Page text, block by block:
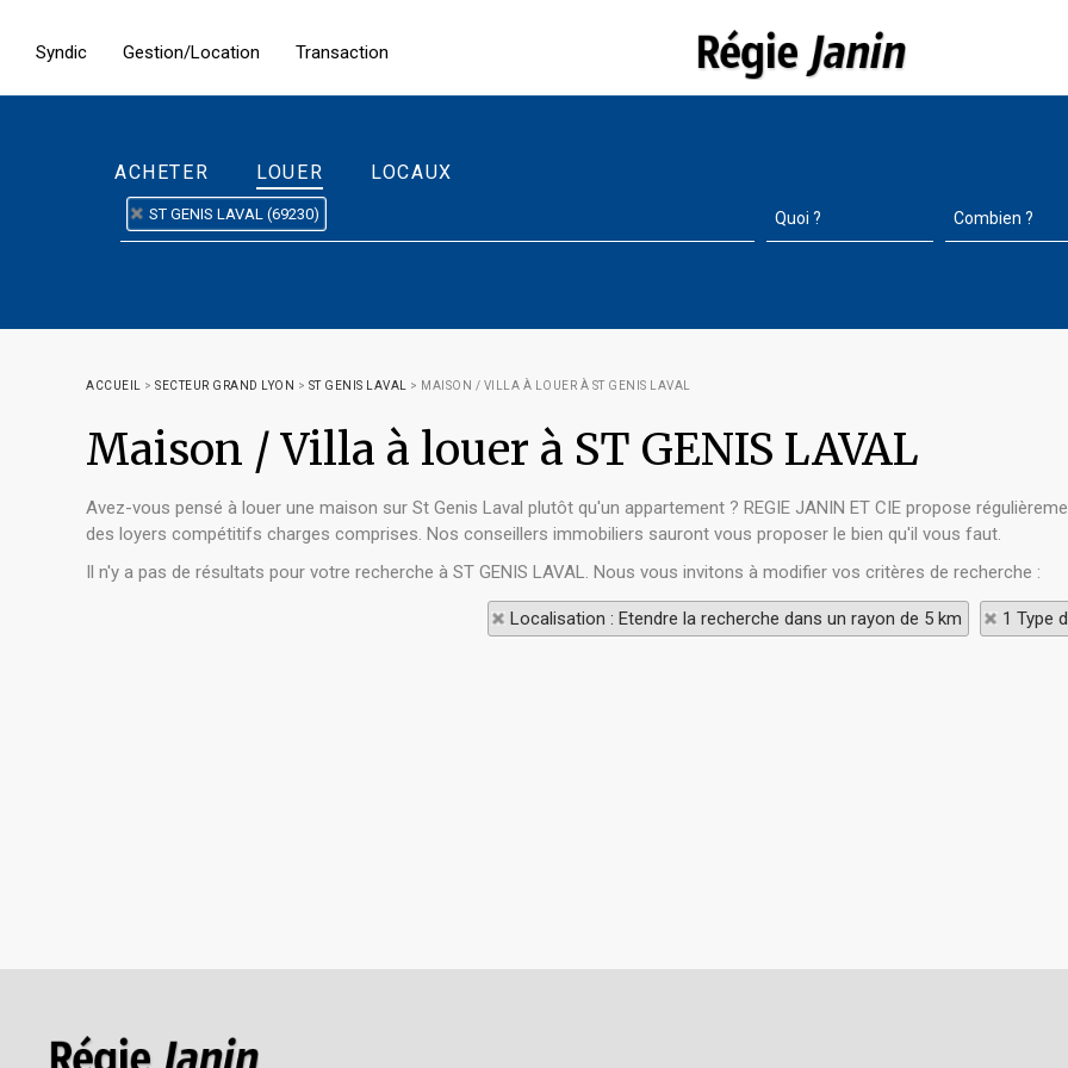
Syndic Gestion/Location Transaction
ACHETER LOUER LOCAUX
ST GENIS LAVAL (69230)
ACCUEIL > SECTEUR GRAND LYON > ST GENIS LAVAL > MAISON / VILLA À LOUER À ST GENIS LAVAL
Maison / Villa à louer à ST GENIS LAVAL
Avez-vous pensé à louer une maison sur St Genis Laval plutôt qu'un appartement ? REGIE JANIN ET CIE propose
des loyers compétitifs charges comprises. Nos conseillers immobiliers sauront vous proposer le bien qu'il vous faut.
Il n'y a pas de résultats pour votre recherche à ST GENIS LAVAL. Nous vous invitons à modifier vos critères de recherche :
Localisation : Etendre la recherche dans un rayon de 5 km 1 Type